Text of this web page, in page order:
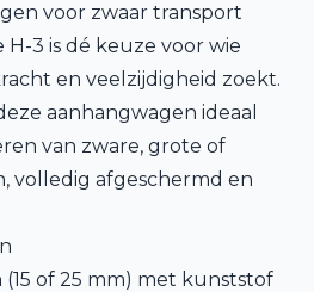
voor zwaar transport
H-3 is dé keuze voor wie
en veelzijdigheid zoekt.
aanhangwagen ideaal
van zware, grote of
volledig afgeschermd en
of 25 mm) met kunststof